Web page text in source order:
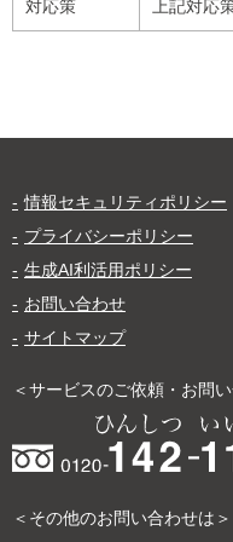
対応策 上記対応
情報セキュリティポリシー
プライバシーポリシー
生成AI利活用ポリシー
お問い合わせ
サイトマップ
＜サービスのご依頼・お問
＜その他のお問い合わせは＞